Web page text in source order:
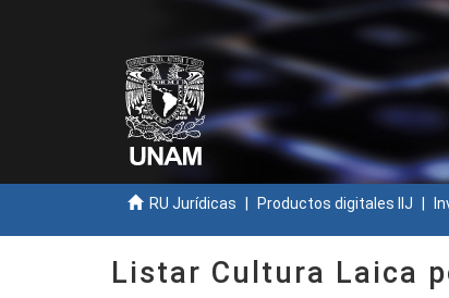
RU Jurídicas Productos digitales IIJ
Listar Cultura Laica